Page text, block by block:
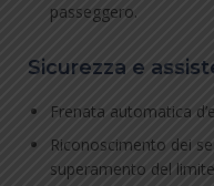
passeggero.
Sicurezza e
Frenata automatica
Riconoscimento dei
superamento del